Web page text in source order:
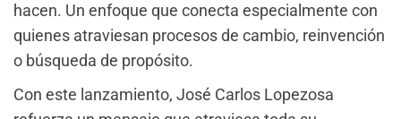
hacen. Un enfoque que conecta especialmente con
quienes atraviesan procesos de cambio, reinvención
o búsqueda de propósito.
Con este lanzamiento, José Carlos Lopezosa